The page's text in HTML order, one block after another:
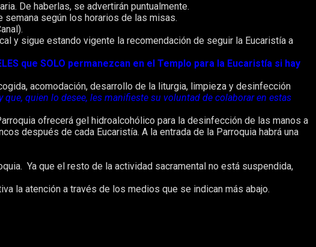
De haberlas, se advertirán puntualmente.
semana según los horarios de las misas.
y sigue estando vigente la recomendación de seguir la Eucaristía a
que SOLO permanezcan en el Templo para la Eucaristía si hay
acomodación, desarrollo de la liturgia, limpieza y desinfección
quien lo desee, les manifieste su voluntad de colaborar en estas
ofrecerá gel hidroalcohólico para la desinfección de las manos a
después de cada Eucaristía. A la entrada de la Parroquia habrá una
Ya que el resto de la actividad sacramental no está suspendida,
la atención a través de los medios que se indican más abajo.